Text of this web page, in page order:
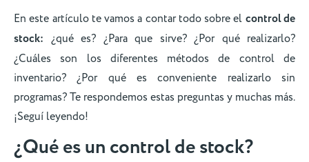
En este artículo te vamos a contar todo sobre el control de
stock: ¿qué es? ¿Para que sirve? ¿Por qué realizarlo?
¿Cuáles son los diferentes métodos de control de
inventario? ¿Por qué es conveniente realizarlo sin
programas? Te respondemos estas preguntas y muchas más.
¡Seguí leyendo!
¿Qué es un control de stock?